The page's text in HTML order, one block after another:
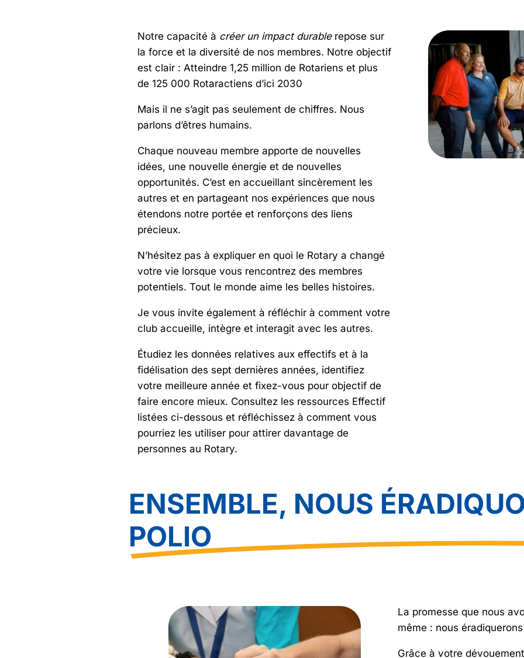
Notre capacité à créer un impact durablerepose sur
la force et la diversité de nos membres. Notre objectif
est clair : Atteindre 1,25 million de Rotariens et plus
de 125 000 Rotaractiens d’ici 2030
Mais il ne s’agit pas seulement de chiffres. Nous
parlons d’êtres humains.
Chaque nouveau membre apporte de nouvelles
idées, une nouvelle énergie et de nouvelles
opportunités. C’est en accueillant sincèrement les
autres et en partageant nos expériences que nous
étendons notre portée et renforçons des liens
précieux.
N’hésitez pas à expliquer en quoi le Rotary a changé
votre vie lorsque vous rencontrez des membres
potentiels. Tout le monde aime les belles histoires.
Je vous invite également à réfléchir à comment votre
club accueille, intègre et interagit avec les autres.
Étudiez les données relatives aux effectifs et à la
fidélisation des sept dernières années, identifiez
votre meilleure année et fixez-vous pour objectif de
faire encore mieux. Consultez les ressources Effectif
listées ci-dessous et réfléchissez à comment vous
pourriez les utiliser pour attirer davantage de
personnes au Rotary.
ENSEMBLE, NOUS
POLIO
La promesse que nous
même : nous
Grâce à votre